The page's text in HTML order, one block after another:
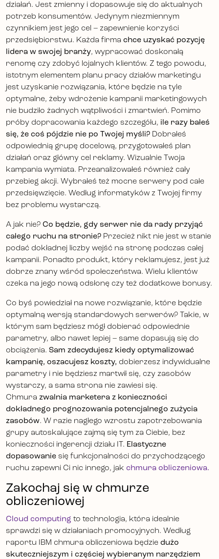
działań. Jest zmienny i dopasowuje się do aktualnych
potrzeb konsumentów. Jedynym niezmiennym
czynnikiem jest jego cel – zapewnienie korzyści
przedsiębiorstwu. Każda firma chce uzyskać pozycję
lidera w swojej branży, wypracować doskonałą
renomę czy zdobyć lojalnych klientów. Z tego powodu,
istotnym elementem planu pracy działów marketingu
jest uzyskanie rozwiązania, które będzie na tyle
optymalne, żeby wdrożenie kampanii marketingowych
nie budziło żadnych wątpliwości i zmartwień. Pomimo
próby dopracowania każdego szczegółu, ile razy bałeś
się, że coś pójdzie nie po Twojej myśli? Dobrałeś
odpowiednią grupę docelową, przygotowałeś plan
działań oraz główny cel reklamy. Wizualnie Twoja
kampania wymiata. Przeanalizowałeś również cały
przebieg akcji. Wybrałeś też mocne serwery pod całe
przedsięwzięcie. Według informatyków z Twojej firmy
bez problemu wystarczą.
A jak nie? Co będzie, gdy serwer nie da rady przyjąć
całego ruchu na stronie? Przecież nikt nie jest w stanie
podać dokładnej liczby wejść na stronę podczas całej
kampanii. Ponadto produkt, który reklamujesz, jest już
dobrze znany wśród społeczeństwa. Wielu klientów
czeka na jego nową odsłonę czy też dodatkowe bonusy.
Co byś powiedział na nowe rozwiązanie, które będzie
optymalną wersją standardowych serwerów? Takie, w
którym sam będziesz mógł dobierać odpowiednie
parametry, albo nawet lepiej – same dopasują się do
obciążenia. Sam zdecydujesz kiedy optymalizować
kampanię, oszacujesz koszty, dobierzesz indywidualne
parametry i nie będziesz martwił się, czy zasobów
wystarczy, a sama strona nie zawiesi się.
Chmura zwalnia marketera z konieczności
dokładnego prognozowania potencjalnego zużycia
zasobów. W razie nagłego wzrostu zapotrzebowania
grupy autoskalujące zajmą się tym za Ciebie, bez
konieczności ingerencji działu IT. Elastyczne
dopasowanie się funkcjonalności do przychodzącego
ruchu zapewni Ci nic innego, jak chmura obliczeniowa.
Zakochaj się w chmurze
obliczeniowej
Cloud computing to technologia, która idealnie
sprawdzi się w działaniach promocyjnych. Według
raportu IBM chmura obliczeniowa będzie dużo
skuteczniejszym i częściej wybieranym narzędziem